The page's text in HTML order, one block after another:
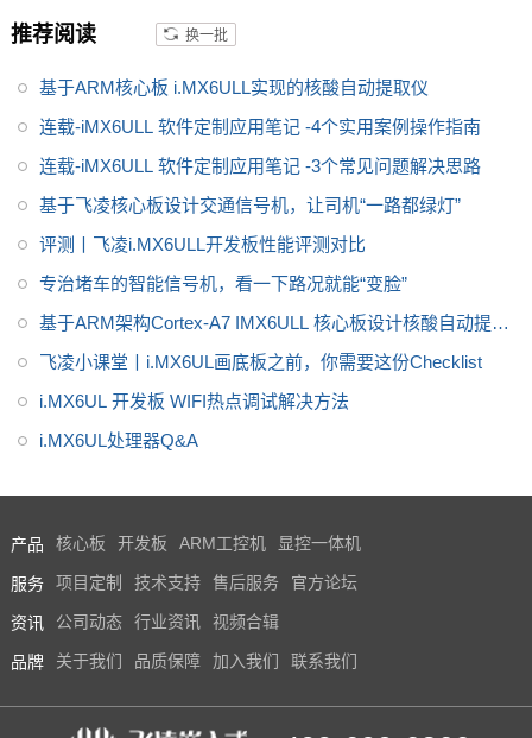
推荐阅读 换一批
基于ARM核心板 i.MX6ULL实现的核酸自动提取仪
连载-iMX6ULL 软件定制应用笔记 -4个实用案例操作指南
连载-iMX6ULL 软件定制应用笔记 -3个常见问题解决思路
基于飞凌核心板设计交通信号机，让司机“一路都绿灯”
评测丨飞凌i.MX6ULL开发板性能评测对比
专治堵车的智能信号机，看一下路况就能“变脸”
基于ARM架构Cortex-A7 IMX6ULL 核心板设计核酸自动提取
仪显控解决方案
飞凌小课堂丨i.MX6UL画底板之前，你需要这份Checklist
i.MX6UL 开发板 WIFI热点调试解决方法
i.MX6UL处理器Q&A
产品 核心板 开发板 ARM工控机 显控一体机
服务 项目定制 技术支持 售后服务 官方论坛
资讯 公司动态 行业资讯 视频合辑
品牌 关于我们 品质保障 加入我们 联系我们